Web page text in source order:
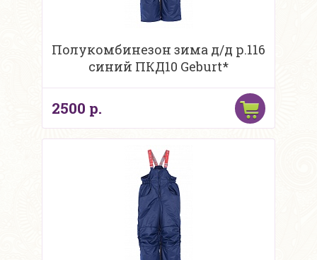
Полукомбинезон зима д/д р.116
синий ПКД10 Geburt*
2500 р.